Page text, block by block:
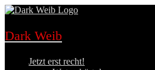
Zum
springen
Dark Weib
Jetzt erst recht!